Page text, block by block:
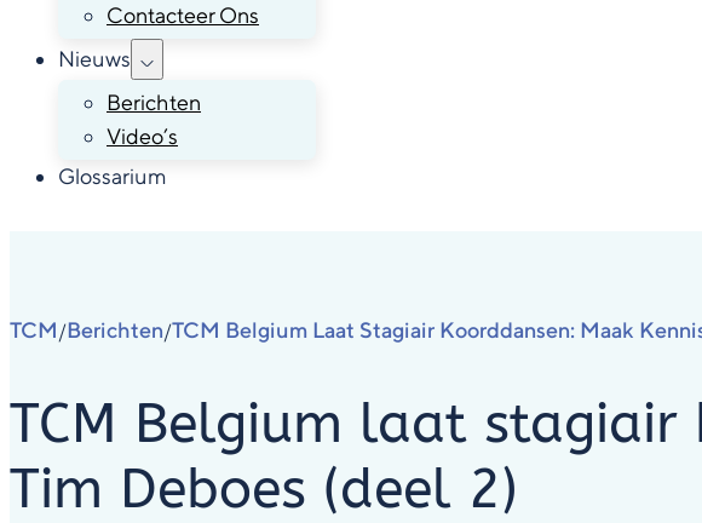
Contacteer Ons
Nieuws
Berichten
Video’s
Glossarium
TCM /Berichten/TCM Belgium Laat Stagiair Koorddansen: Maak
TCM Belgium laat
Tim Deboes (deel 2)